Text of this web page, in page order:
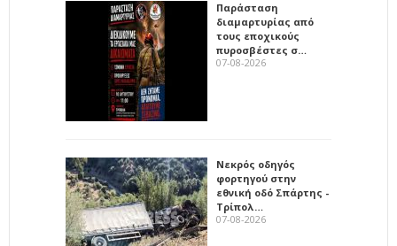
Παράσταση
διαμαρτυρίας από
τους εποχικούς
πυροσβέστες σ…
07-08-2026
Νεκρός οδηγός
φορτηγού στην
εθνική οδό Σπάρτης -
Τρίπολ…
07-08-2026